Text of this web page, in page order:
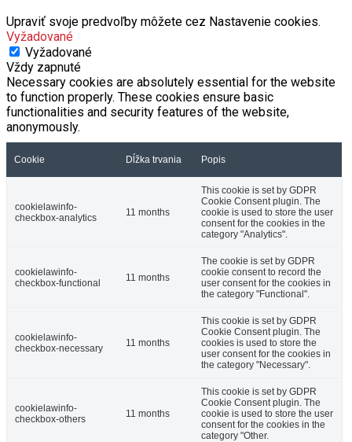
Upraviť svoje predvoľby môžete cez Nastavenie cookies.
Vyžadované
Vyžadované
Vždy zapnuté
Necessary cookies are absolutely essential for the website
to function properly. These cookies ensure basic
functionalities and security features of the website,
anonymously.
Cookie Dĺžka trvania Popis
cookielawinfo-
checkbox-analytics
11 months
This cookie is set by GDPR
Cookie Consent plugin. The
cookie is used to store the user
consent for the cookies in the
category "Analytics".
cookielawinfo-
checkbox-functional
11 months
The cookie is set by GDPR
cookie consent to record the
user consent for the cookies in
the category "Functional".
cookielawinfo-
checkbox-necessary
11 months
This cookie is set by GDPR
Cookie Consent plugin. The
cookies is used to store the
user consent for the cookies in
the category "Necessary".
cookielawinfo-
checkbox-others
11 months
This cookie is set by GDPR
Cookie Consent plugin. The
cookie is used to store the user
consent for the cookies in the
category "Other.